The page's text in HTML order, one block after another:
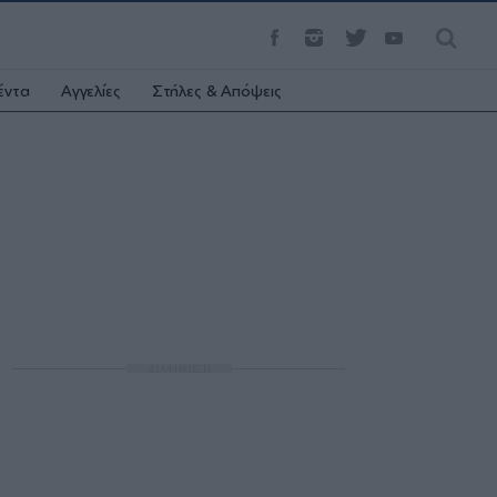
Αγγελίες Στήλες & Απόψεις